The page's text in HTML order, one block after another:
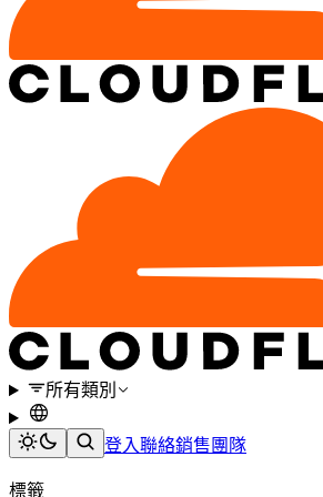
所有類別
登入聯絡銷售團隊
標籤